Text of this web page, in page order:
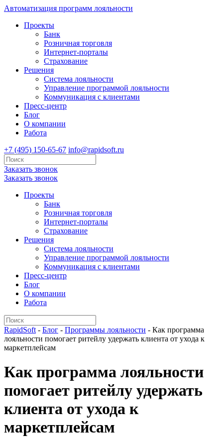
Автоматизация программ лояльности
Проекты
Банк
Розничная торговля
Интернет-порталы
Страхование
Решения
Система лояльности
Управление программой лояльности
Коммуникация с клиентами
Пресс-центр
Блог
О компании
Работа
+7 (495) 150-65-67 info@rapidsoft.ru
Заказать звонок
Заказать звонок
Проекты
Банк
Розничная торговля
Интернет-порталы
Страхование
Решения
Система лояльности
Управление программой лояльности
Коммуникация с клиентами
Пресс-центр
Блог
О компании
Работа
RapidSoft - Блог - Программы лояльности - Как программа
лояльности помогает ритейлу удержать клиента от ухода к
маркетплейсам
Как программа лояльности
помогает ритейлу удержать
клиента от ухода к
маркетплейсам